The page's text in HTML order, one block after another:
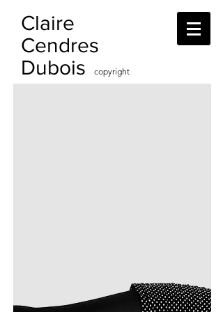
Claire
Cendres
Dubois
copyright